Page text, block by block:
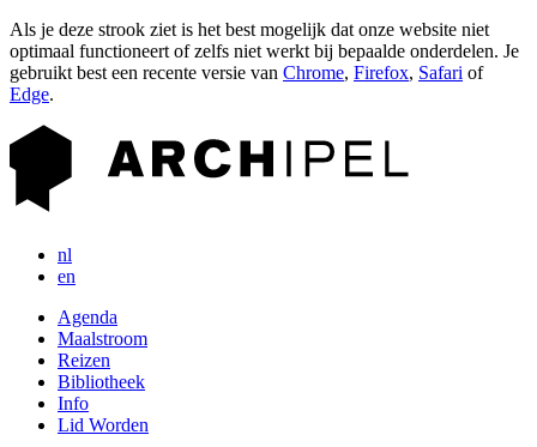
Als je deze strook ziet is het best mogelijk dat onze website niet
optimaal functioneert of zelfs niet werkt bij bepaalde onderdelen. Je
gebruikt best een recente versie van Chrome, Firefox, Safari of
Edge.
nl
en
Agenda
Maalstroom
Reizen
Bibliotheek
Info
Lid Worden